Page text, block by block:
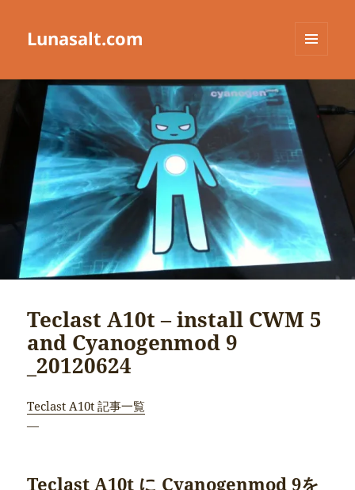
Lunasalt.com
ーとウ
ィジェ
ット
Teclast A10t – install CWM 5
and Cyanogenmod 9
_20120624
Teclast A10t 記事一覧
—
Teclast A10t に Cyanogenmod 9を